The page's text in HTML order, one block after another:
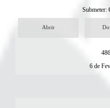
Submeter:
Abrir
6 de